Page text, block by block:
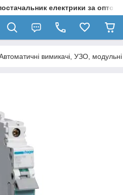
електрики за
вимикачі, УЗО,